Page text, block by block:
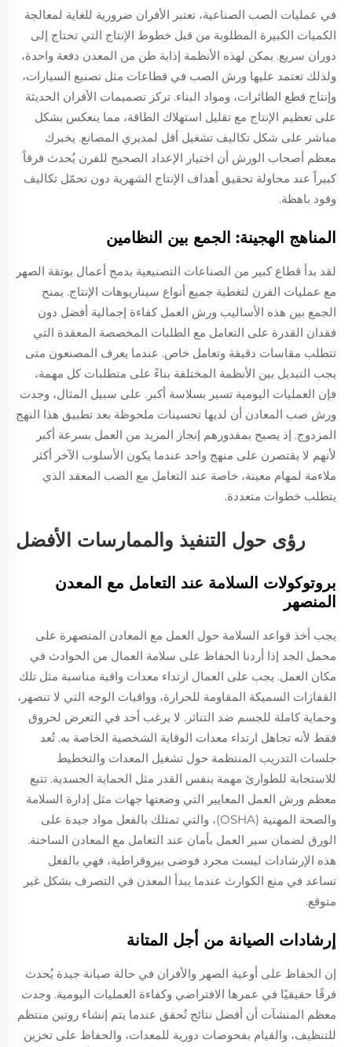
في عمليات الصب الصناعية، تعتبر الأفران ضرورية للغاية لمعالجة
الكميات الكبيرة المطلوبة من قبل خطوط الإنتاج التي تحتاج إلى
دوران سريع. يمكن لهذه الأنظمة إذابة طن من المعدن دفعة واحدة،
ولذلك تعتمد عليها ورش الصب في قطاعات مثل تصنيع السيارات،
وإنتاج قطع الطائرات، ومواد البناء. تركز تصميمات الأفران الحديثة
على تعظيم الإنتاج مع تقليل استهلاك الطاقة، مما ينعكس بشكل
مباشر على شكل تكاليف تشغيل أقل لمديري المصانع. يخبرك
معظم أصحاب الورش أن اختيار الإعداد الصحيح للفرن يُحدث فرقاً
كبيراً عند محاولة تحقيق أهداف الإنتاج الشهرية دون تحمّل تكاليف
وقود باهظة.
المناهج الهجينة: الجمع بين النظامين
لقد بدأ قطاع كبير من الصناعات التصنيعية بدمج أعمال بوتقة الصهر
مع عمليات الفرن لتغطية جميع أنواع سيناريوهات الإنتاج. يمنح
الجمع بين هذه الأساليب ورش العمل كفاءة إجمالية أفضل دون
فقدان القدرة على التعامل مع الطلبات المخصصة المعقدة التي
تتطلب مقاسات دقيقة وتعامل خاص. عندما يعرف المصنعون متى
يجب التبديل بين الأنظمة المختلفة بناءً على متطلبات كل مهمة،
فإن العمليات اليومية تسير بسلاسة أكبر. على سبيل المثال، وجدت
ورش صب المعادن أن لديها تحسينات ملحوظة بعد تطبيق هذا النهج
المزدوج. إذ يصبح بمقدورهم إنجاز المزيد من العمل بسرعة أكبر
لأنهم لا يقتصرن على منهج واحد عندما يكون الأسلوب الآخر أكثر
ملاءمة لمهام معينة، خاصة عند التعامل مع الصب المعقد الذي
يتطلب خطوات متعددة.
رؤى حول التنفيذ والممارسات الأفضل
بروتوكولات السلامة عند التعامل مع المعدن
المنصهر
يجب أخذ قواعد السلامة حول العمل مع المعادن المنصهرة على
محمل الجد إذا أردنا الحفاظ على سلامة العمال من الحوادث في
مكان العمل. يجب على العمال ارتداء معدات واقية مناسبة مثل تلك
القفازات السميكة المقاومة للحرارة، وواقيات الوجه التي لا تنصهر،
وحماية كاملة للجسم ضد التناثر. لا يرغب أحد في التعرض لحروق
فقط لأنه تجاهل ارتداء معدات الوقاية الشخصية الخاصة به. تُعد
جلسات التدريب المنتظمة حول تشغيل المعدات والتخطيط
للاستجابة للطوارئ مهمة بنفس القدر مثل الحماية الجسدية. تتبع
معظم ورش العمل المعايير التي وضعتها جهات مثل إدارة السلامة
والصحة المهنية (OSHA)، والتي تمتلك بالفعل مواد جيدة على
الورق لضمان سير العمل بأمان عند التعامل مع المعادن الساخنة.
هذه الإرشادات ليست مجرد فوضى بيروقراطية، فهي بالفعل
تساعد في منع الكوارث عندما يبدأ المعدن في التصرف بشكل غير
متوقع.
إرشادات الصيانة من أجل المتانة
إن الحفاظ على أوعية الصهر والأفران في حالة صيانة جيدة يُحدث
فرقًا حقيقيًا في عمرها الافتراضي وكفاءة العمليات اليومية. وجدت
معظم المنشآت أن أفضل نتائج تُحقق عندما يتم إنشاء روتين منتظم
للتنظيف، والقيام بفحوصات دورية للمعدات، والحفاظ على تخزين